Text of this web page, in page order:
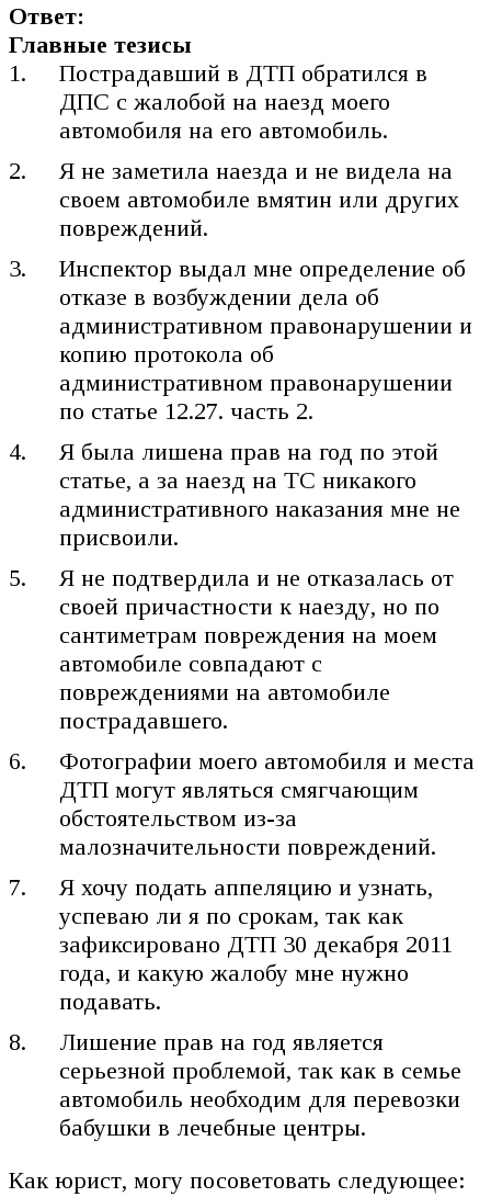
Ответ:
Главные тезисы
Пострадавший в ДТП обратился в
ДПС с жалобой на наезд моего
автомобиля на его автомобиль.
Я не заметила наезда и не видела на
своем автомобиле вмятин или других
повреждений.
Инспектор выдал мне определение об
отказе в возбуждении дела об
административном правонарушении и
копию протокола об
административном правонарушении
по статье 12.27. часть 2.
Я была лишена прав на год по этой
статье, а за наезд на ТС никакого
административного наказания мне не
присвоили.
Я не подтвердила и не отказалась от
своей причастности к наезду, но по
сантиметрам повреждения на моем
автомобиле совпадают с
повреждениями на автомобиле
пострадавшего.
Фотографии моего автомобиля и места
ДТП могут являться смягчающим
обстоятельством из-за
малозначительности повреждений.
Я хочу подать аппеляцию и узнать,
успеваю ли я по срокам, так как
зафиксировано ДТП 30 декабря 2011
года, и какую жалобу мне нужно
подавать.
Лишение прав на год является
серьезной проблемой, так как в семье
автомобиль необходим для перевозки
бабушки в лечебные центры.
Как юрист, могу посоветовать следующее: